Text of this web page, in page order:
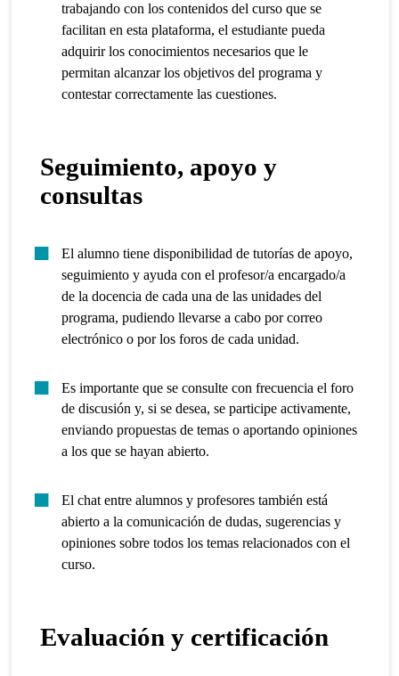
trabajando con los contenidos del curso que se
facilitan en esta plataforma, el estudiante pueda
adquirir los conocimientos necesarios que le
permitan alcanzar los objetivos del programa y
contestar correctamente las cuestiones.
Seguimiento, apoyo y
consultas
El alumno tiene disponibilidad de tutorías de apoyo,
seguimiento y ayuda con el profesor/a encargado/a
de la docencia de cada una de las unidades del
programa, pudiendo llevarse a cabo por correo
electrónico o por los foros de cada unidad.
Es importante que se consulte con frecuencia el foro
de discusión y, si se desea, se participe activamente,
enviando propuestas de temas o aportando opiniones
a los que se hayan abierto.
El chat entre alumnos y profesores también está
abierto a la comunicación de dudas, sugerencias y
opiniones sobre todos los temas relacionados con el
curso.
Evaluación y certificación